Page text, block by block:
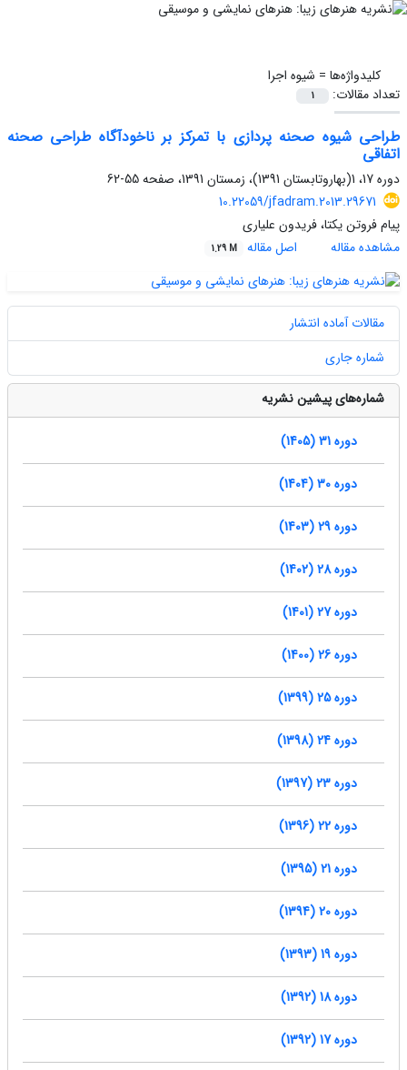
کلیدواژه‌ها = شیوه اجرا
تعداد مقالات:
1
طراحی شیوه صحنه پردازی با تمرکز بر ناخودآگاه طراحی صحنه
اتفاقی
دوره 17، 1(بهاروتابستان 1391)، زمستان 1391، صفحه
55-62
10.22059/jfadram.2013.29671
پیام فروتن یکتا، فریدون علیاری
مشاهده مقاله
اصل مقاله 1.29 M
مقالات آماده انتشار
شماره جاری
شماره‌های پیشین نشریه
دوره 31 (1405)
دوره 30 (1404)
دوره 29 (1403)
دوره 28 (1402)
دوره 27 (1401)
دوره 26 (1400)
دوره 25 (1399)
دوره 24 (1398)
دوره 23 (1397)
دوره 22 (1396)
دوره 21 (1395)
دوره 20 (1394)
دوره 19 (1393)
دوره 18 (1392)
دوره 17 (1392)